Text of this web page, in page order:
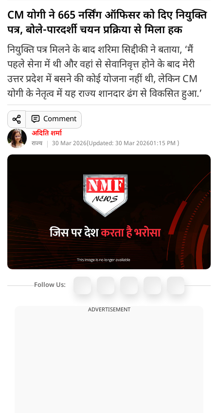
CM योगी ने 665 नर्सिंग ऑफिसर को दिए नियुक्ति
पत्र, बोले-पारदर्शी चयन प्रक्रिया से मिला हक
नियुक्ति पत्र मिलने के बाद शरिमा सिद्दीकी ने बताया, ‘मैं
पहले सेना में थी और वहां से सेवानिवृत्त होने के बाद मेरी
उत्तर प्रदेश में बसने की कोई योजना नहीं थी, लेकिन CM
योगी के नेतृत्व में यह राज्य शानदार ढंग से विकसित हुआ.’
अदिति शर्मा
राज्य 30 Mar 2026(Updated: 30 Mar 202601:15 PM )
Comment
Follow Us:
ADVERTISEMENT